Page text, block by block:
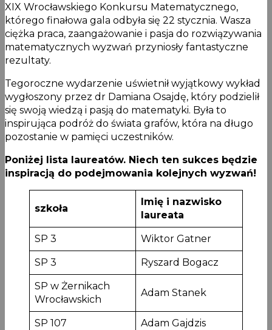
XIX Wrocławskiego Konkursu Matematycznego,
którego finałowa gala odbyła się 22 stycznia. Wasza
ciężka praca, zaangażowanie i pasja do rozwiązywania
matematycznych wyzwań przyniosły fantastyczne
rezultaty.
Tegoroczne wydarzenie uświetnił wyjątkowy wykład
wygłoszony przez dr Damiana Osajdę, który podzielił
się swoją wiedzą i pasją do matematyki. Była to
inspirująca podróż do świata grafów, która na długo
pozostanie w pamięci uczestników.
Poniżej lista laureatów. Niech ten sukces będzie
inspiracją do podejmowania kolejnych wyzwań!
szkoła
Imię i nazwisko
laureata
SP 3 Wiktor Gatner
SP 3 Ryszard Bogacz
SP w Żernikach
Wrocławskich
Adam Stanek
SP 107 Adam Gajdzis